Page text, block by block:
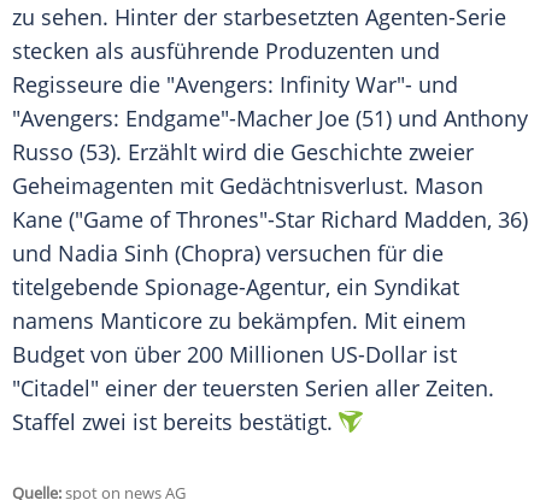
zu sehen. Hinter der starbesetzten Agenten-Serie
stecken als ausführende Produzenten und
Regisseure die "Avengers: Infinity War"- und
"Avengers: Endgame"-Macher Joe (51) und Anthony
Russo (53). Erzählt wird die Geschichte zweier
Geheimagenten mit Gedächtnisverlust. Mason
Kane ("Game of Thrones"-Star Richard Madden, 36)
und Nadia Sinh (Chopra) versuchen für die
titelgebende Spionage-Agentur, ein Syndikat
namens Manticore zu bekämpfen. Mit einem
Budget von über 200 Millionen US-Dollar ist
"Citadel" einer der teuersten Serien aller Zeiten.
Staffel zwei ist bereits bestätigt.
Quelle:spot on news AG